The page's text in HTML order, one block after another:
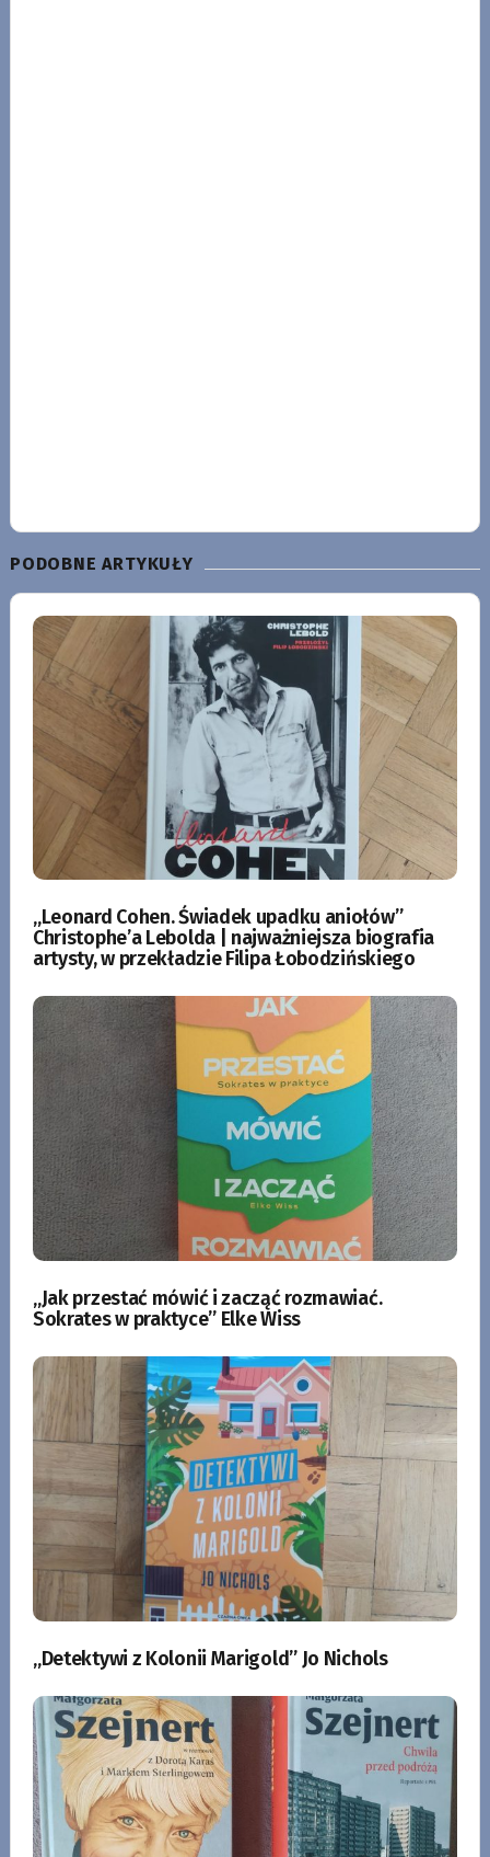
PODOBNE ARTYKUŁY
„Leonard Cohen. Świadek upadku aniołów”
Christophe’a Lebolda | najważniejsza biografia
artysty, w przekładzie Filipa Łobodzińskiego
„Jak przestać mówić i zacząć rozmawiać.
Sokrates w praktyce” Elke Wiss
„Detektywi z Kolonii Marigold” Jo Nichols